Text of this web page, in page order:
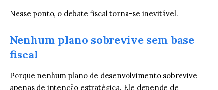
Nesse ponto, o debate fiscal torna-se inevitável.
Nenhum plano sobrevive sem base
fiscal
Porque nenhum plano de desenvolvimento sobrevive
apenas de intenção estratégica. Ele depende de